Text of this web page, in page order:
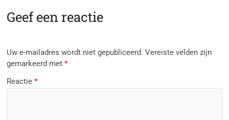
Geef een reactie
Uw e-mailadres wordt niet gepubliceerd. Vereiste velden zijn
gemarkeerd met*
Reactie*